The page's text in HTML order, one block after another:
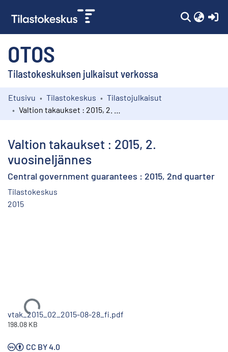
OTOS
Tilastokeskuksen julkaisut verkossa
Kokoelmat
Etusivu Tilastokeskus
Tilastojulkaisut
Valtion takaukset : 2015, 2.
vuosineljännes
Central government guarantees : 2015, 2nd quarter
Tilastokeskus
2015
Ladataan...
vtak_2015_02_2015-08-28_fi.pdf
198.08 KB
CC BY 4.0